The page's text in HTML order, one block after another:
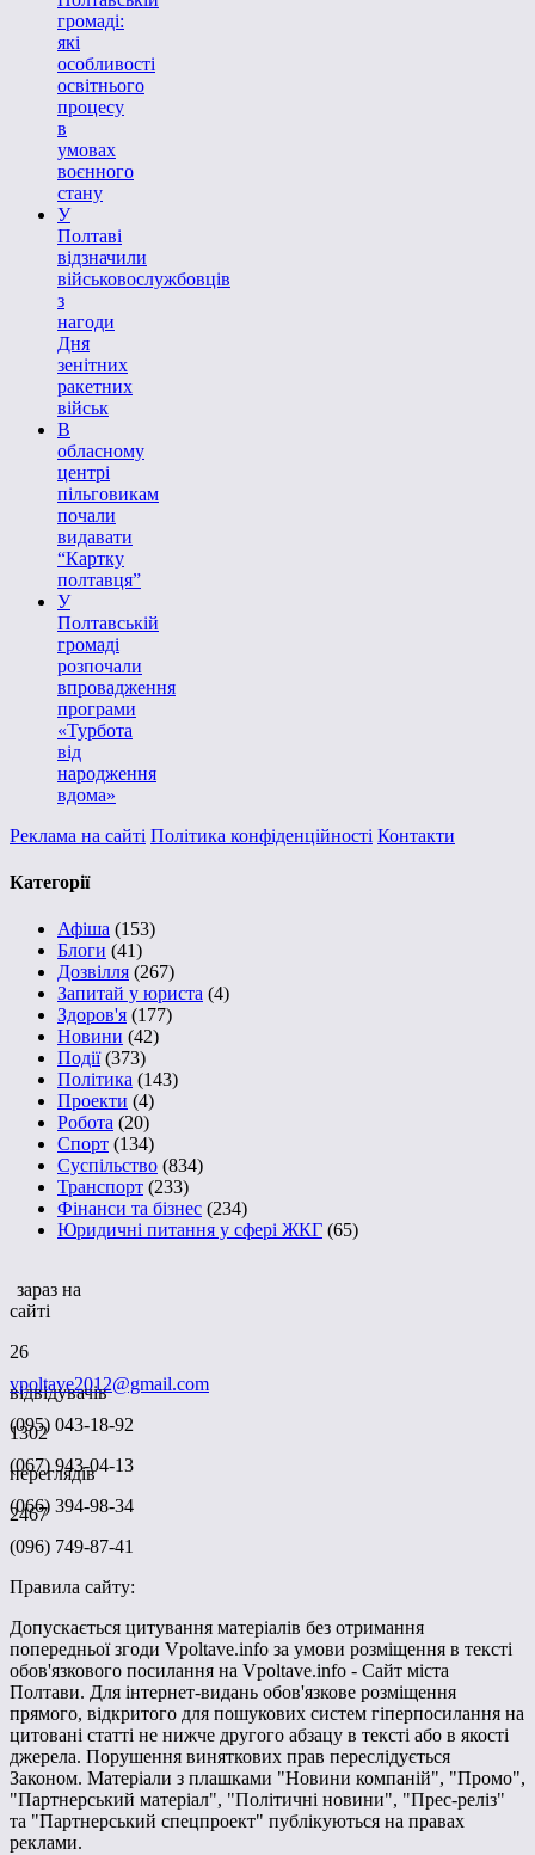
громаді:
які
особливості
освітнього
процесу
в
умовах
воєнного
стану
У
Полтаві
відзначили
військовослужбовців
з
нагоди
Дня
зенітних
ракетних
військ
В
обласному
центрі
пільговикам
почали
видавати
“Картку
полтавця”
У
Полтавській
громаді
розпочали
впровадження
програми
«Турбота
від
народження
вдома»
Реклама на сайті Політика конфіденційності Контакти
Категорії
Афіша (153)
Блоги (41)
Дозвілля (267)
Запитай у юриста (4)
Здоров'я (177)
Новини (42)
Події(373)
Політика (143)
Проекти (4)
Робота (20)
Спорт (134)
Суспільство (834)
Транспорт (233)
Фінанси та бізнес (234)
Юридичні питання у сфері ЖКГ (65)
зараз на
сайті
26
відвідувачів
1302
переглядів
2467
vpoltave2012@gmail.com
(095) 043-18-92
(067) 943-04-13
(066) 394-98-34
(096) 749-87-41
Правила сайту:
Допускається цитування матеріалів без отримання
попередньої згоди Vpoltave.info за умови розміщення в тексті
обов'язкового посилання на Vpoltave.info - Сайт міста
Полтави. Для інтернет-видань обов'язкове розміщення
прямого, відкритого для пошукових систем гіперпосилання на
цитовані статті не нижче другого абзацу в тексті або в якості
джерела. Порушення виняткових прав переслідується
Законом. Матеріали з плашками "Новини компаній", "Промо",
"Партнерський матеріал", "Політичні новини", "Прес-реліз"
та "Партнерський спецпроект" публікуються на правах
реклами.